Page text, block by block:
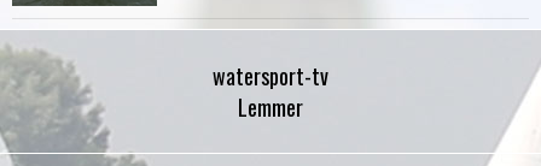
watersport-tv
Lemmer